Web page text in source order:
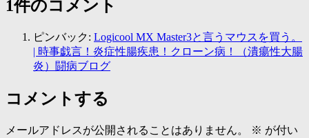
1件のコメント
ピンバック: Logicool MX Master3と言うマウスを買う。
| 時事戯言！炎症性腸疾患！クローン病！（潰瘍性大腸
炎）闘病ブログ
コメントする
メールアドレスが公開されることはありません。 ※ が付い